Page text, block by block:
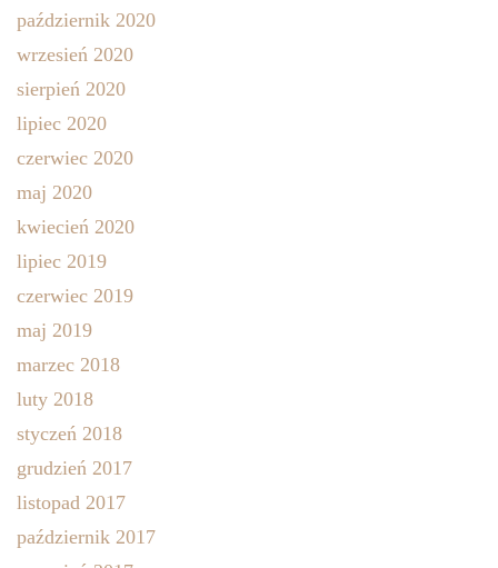
październik 2020
wrzesień 2020
sierpień 2020
lipiec 2020
czerwiec 2020
maj 2020
kwiecień 2020
lipiec 2019
czerwiec 2019
maj 2019
marzec 2018
luty 2018
styczeń 2018
grudzień 2017
listopad 2017
październik 2017